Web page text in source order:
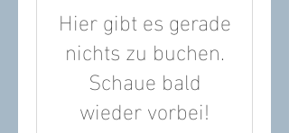
Hier gibt es gerade
nichts zu buchen.
Schaue bald
wieder vorbei!